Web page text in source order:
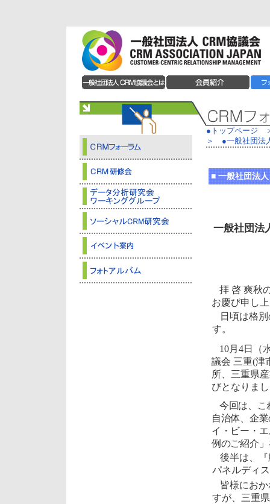
●トップページ
＞
●一般社団法
■ 一般社団法
一般社団法
拝 啓 爽秋
お慶び申し
日頃は格
す。
10月4日（
議会 三重(津
所、三重県
びとなりま
今回は、こ
自治体、企
イ・ビー・
例のご紹介
後半は、
パネルディ
皆様にお
すが、三重